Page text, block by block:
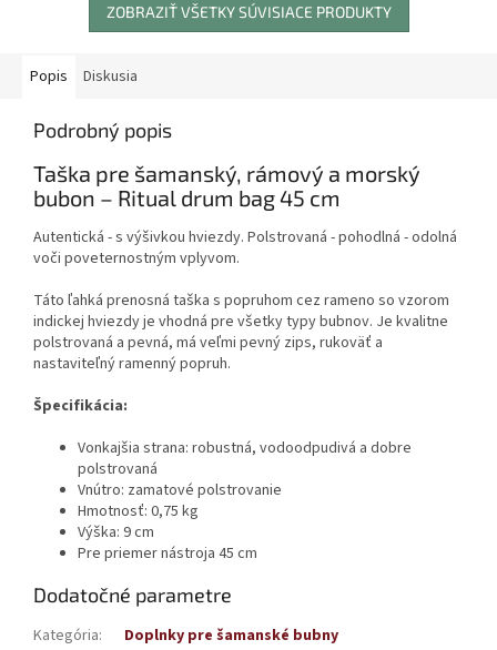
ZOBRAZIŤ VŠETKY SÚVISIACE PRODUKTY
Popis Diskusia
Podrobný popis
Taška pre šamanský, rámový a morský
bubon – Ritual drum bag 45 cm
Autentická - s výšivkou hviezdy. Polstrovaná - pohodlná - odolná
voči poveternostným vplyvom.
Táto ľahká prenosná taška s popruhom cez rameno so vzorom
indickej hviezdy je vhodná pre všetky typy bubnov. Je kvalitne
polstrovaná a pevná, má veľmi pevný zips, rukoväť a
nastaviteľný ramenný popruh.
Špecifikácia:
Vonkajšia strana: robustná, vodoodpudivá a dobre
polstrovaná
Vnútro: zamatové polstrovanie
Hmotnosť: 0,75 kg
Výška: 9 cm
Pre priemer nástroja 45 cm
Dodatočné parametre
Kategória:
Doplnky pre šamanské bubny